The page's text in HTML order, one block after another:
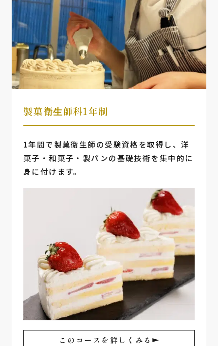
製菓衛⽣師科1年制
1年間で製菓衛生師の受験資格を取得し、洋
菓子・和菓子・製パンの基礎技術を集中的に
身に付けます。
このコースを詳しくみる